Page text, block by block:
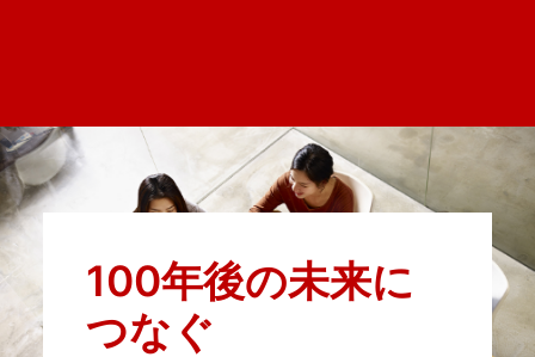
採用情報
Search
100年後の未来に
つなぐ